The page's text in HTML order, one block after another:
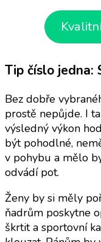
Tip číslo jedna:
Bez dobře
prostě nepůjde. I
výsledný výkon
být pohodlné,
v pohybu a mělo
odvádí pot.
Ženy by si měly
ňadrům poskytne
škrtit a sportovní